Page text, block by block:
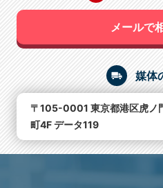
メールで
媒体
〒105-0001 東京都港区虎ノ
町4F データ119